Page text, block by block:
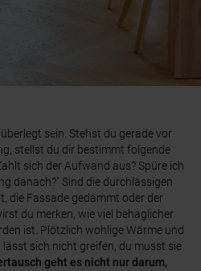
sein. Stehst du gerade vor
stellst du dir bestimmt folgende
sich der Aufwand aus? Spüre ich
danach?" Sind die durchlässigen
die Fassade gedämmt oder der
du merken, wie viel behaglicher
ist. Plötzlich wohlige Wärme und
sich nicht greifen, du musst sie
geht es nicht nur darum,